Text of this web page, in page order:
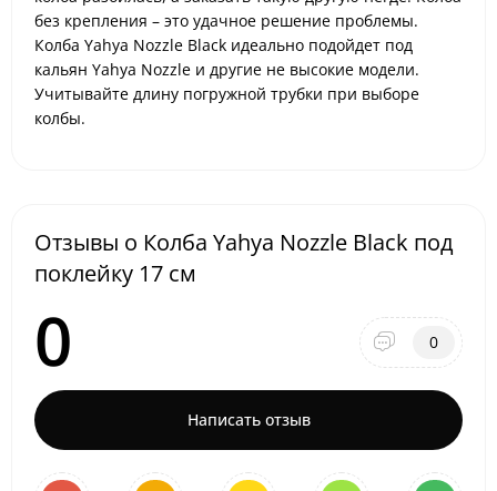
без крепления – это удачное решение проблемы.
Колба Yahya Nozzle Black идеально подойдет под
кальян Yahya Nozzle и другие не высокие модели.
Учитывайте длину погружной трубки при выборе
колбы.
Отзывы о Колба Yahya Nozzle Black под
поклейку 17 см
0 0
Написать отзыв